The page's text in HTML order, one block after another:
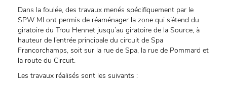
Dans la foulée, des travaux menés spécifiquement par le
SPW MI ont permis de réaménager la zone qui s’étend du
giratoire du Trou Hennet jusqu’au giratoire de la Source, à
hauteur de l’entrée principale du circuit de Spa
Francorchamps, soit sur la rue de Spa, la rue de Pommard et
la route du Circuit.
Les travaux réalisés sont les suivants :